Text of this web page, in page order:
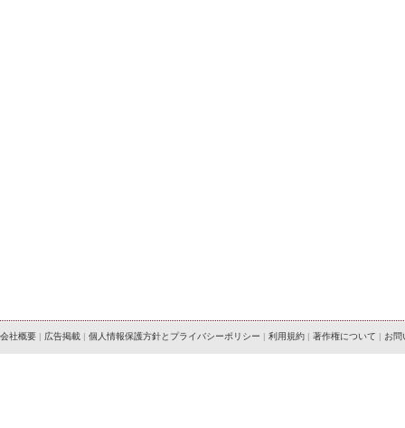
会社概要 | 広告掲載 | 個人情報保護方針とプライバシーポリシー | 利用規約 | 著作権について | お問